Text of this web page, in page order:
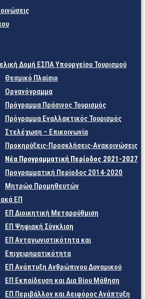
Δομή ΕΣΠΑ Υπουργείου Τουρισμού
Θεσμικό Πλαίσιο
Οργανόγραμμα
Πρόγραμμα Πράσινος Τουρισμός
Πρόγραμμα Εναλλακτικός Τουρισμός
Στελέχωση – Επικοινωνία
Προκηρύξεις-Προσκλήσεις-Ανακοινώσεις
Νέα Προγραμματική Περίοδος 2021-2027
Προγραμματική Περίοδος 2014-2020
Μητρώο Προμηθευτών
ΕΠ
ΕΠ Διοικητική Μεταρρύθμιση
ΕΠ Ψηφιακή Σύγκλιση
ΕΠ Ανταγωνιστικότητα και
Επιχειρηματικότητα
ΕΠ Ανάπτυξη Ανθρώπινου Δυναμικού
ΕΠ Εκπαίδευση και Δια Βίου Μάθηση
ΕΠ Περιβάλλον και Αειφόρος Ανάπτυξη